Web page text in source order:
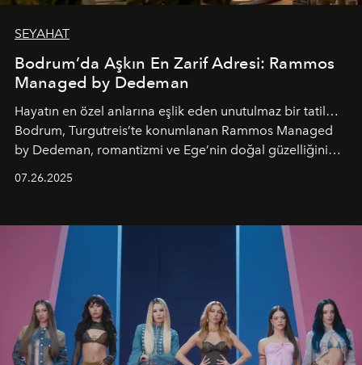
SEYAHAT
Bodrum’da Aşkın En Zarif Adresi: Rammos
Managed by Dedeman
Hayatın en özel anlarına eşlik eden unutulmaz bir tatil…
Bodrum, Turgutreis’te konumlanan Rammos Managed
by Dedeman, romantizmi ve Ege’nin doğal güzelliğini
07.26.2025